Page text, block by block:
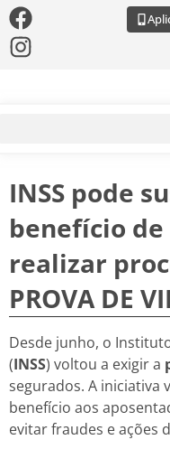
INSS pode
benefício
realizar
PROVA DE
Desde junho, o
(INSS) voltou a exigir a
segurados. A iniciativa
benefício aos
evitar fraudes e ações